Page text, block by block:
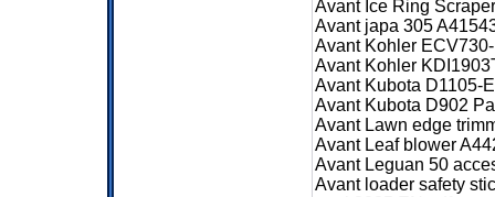
Avant Ice Ring
Avant japa 305
Avant Kohler
Avant Kohler
Avant Kubota D1105-
Avant Kubota D902
Avant Lawn edge
Avant Leaf blower
Avant Leguan 50
Avant loader safety